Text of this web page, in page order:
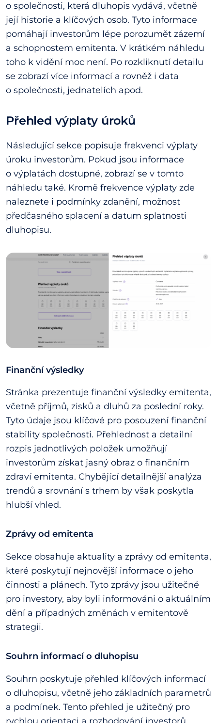
o společnosti, která dluhopis vydává, včetně
její historie a klíčových osob. Tyto informace
pomáhají investorům lépe porozumět zázemí
a schopnostem emitenta. V krátkém náhledu
toho k vidění moc není. Po rozkliknutí detailu
se zobrazí více informací a rovněž i data
o společnosti, jednatelích apod.
Přehled výplaty úroků
Následující sekce popisuje frekvenci výplaty
úroku investorům. Pokud jsou informace
o výplatách dostupné, zobrazí se v tomto
náhledu také. Kromě frekvence výplaty zde
naleznete i podmínky zdanění, možnost
předčasného splacení a datum splatnosti
dluhopisu.
Finanční výsledky
Stránka prezentuje finanční výsledky emitenta,
včetně příjmů, zisků a dluhů za poslední roky.
Tyto údaje jsou klíčové pro posouzení finanční
stability společnosti. Přehlednost a detailní
rozpis jednotlivých položek umožňují
investorům získat jasný obraz o finančním
zdraví emitenta. Chybějící detailnější analýza
trendů a srovnání s trhem by však poskytla
hlubší vhled.
Zprávy od emitenta
Sekce obsahuje aktuality a zprávy od emitenta,
které poskytují nejnovější informace o jeho
činnosti a plánech. Tyto zprávy jsou užitečné
pro investory, aby byli informováni o aktuálním
dění a případných změnách v emitentově
strategii.
Souhrn informací o dluhopisu
Souhrn poskytuje přehled klíčových informací
o dluhopisu, včetně jeho základních parametrů
a podmínek. Tento přehled je užitečný pro
rychlou orientaci a rozhodování investorů.